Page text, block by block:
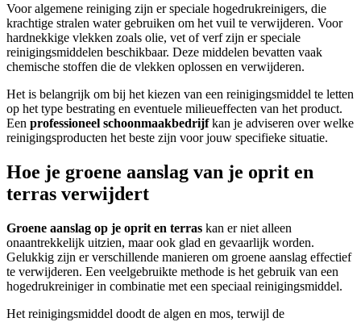
Voor algemene reiniging zijn er speciale hogedrukreinigers, die
krachtige stralen water gebruiken om het vuil te verwijderen. Voor
hardnekkige vlekken zoals olie, vet of verf zijn er speciale
reinigingsmiddelen beschikbaar. Deze middelen bevatten vaak
chemische stoffen die de vlekken oplossen en verwijderen.
Het is belangrijk om bij het kiezen van een reinigingsmiddel te letten
op het type bestrating en eventuele milieueffecten van het product.
Een professioneel schoonmaakbedrijfkan je adviseren over welke
reinigingsproducten het beste zijn voor jouw specifieke situatie.
Hoe je groene aanslag van je oprit en
terras verwijdert
Groene aanslag op je oprit en terras kan er niet alleen
onaantrekkelijk uitzien, maar ook glad en gevaarlijk worden.
Gelukkig zijn er verschillende manieren om groene aanslag effectief
te verwijderen. Een veelgebruikte methode is het gebruik van een
hogedrukreiniger in combinatie met een speciaal reinigingsmiddel.
Het reinigingsmiddel doodt de algen en mos, terwijl de